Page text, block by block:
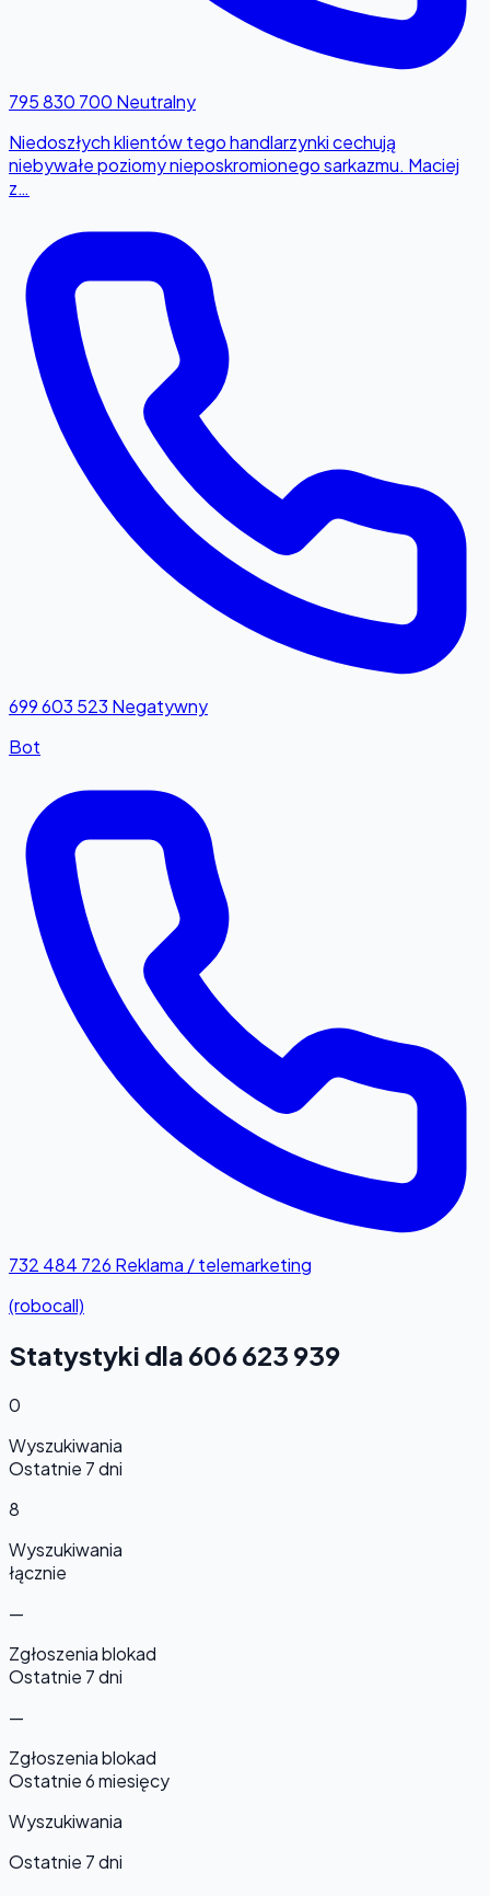
795 830 700 Neutralny
Niedoszłych klientów tego handlarzynki cechują
niebywałe poziomy nieposkromionego sarkazmu. Maciej
z…
699 603 523 Negatywny
Bot
732 484 726 Reklama / telemarketing
(robocall)
Statystyki dla 606 623 939
0
Wyszukiwania
Ostatnie 7 dni
8
Wyszukiwania
łącznie
—
Zgłoszenia blokad
Ostatnie 7 dni
—
Zgłoszenia blokad
Ostatnie 6 miesięcy
Wyszukiwania
Ostatnie 7 dni